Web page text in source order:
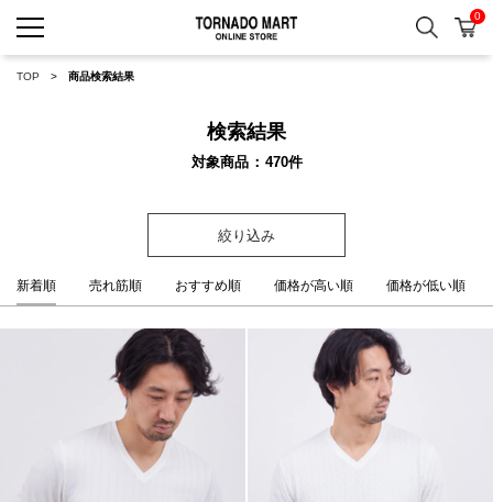
検索 カ
0
TOP 商品検索結果
検索結果
対象商品 470件
絞り込み
新着順 売れ筋順 おすすめ順 価格が高い順 価格が低い順